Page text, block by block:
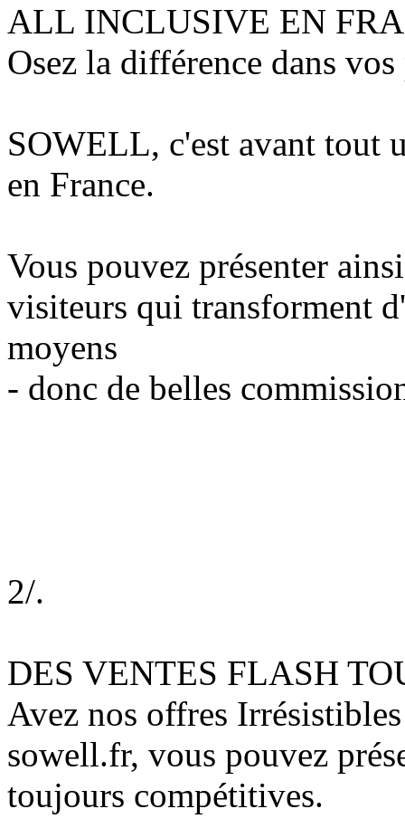
ALL INCLUSIVE EN
Osez la différence dans
SOWELL, c'est avant tout
en France.
Vous pouvez présenter
visiteurs qui transforment
moyens
- donc de belles
2/.
DES VENTES FLASH
Avez nos offres
sowell.fr, vous pouvez
toujours compétitives.